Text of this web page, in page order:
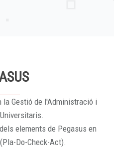
la Gestió de l'Administració i
elements de Pegasus en
Do-Check-Act).